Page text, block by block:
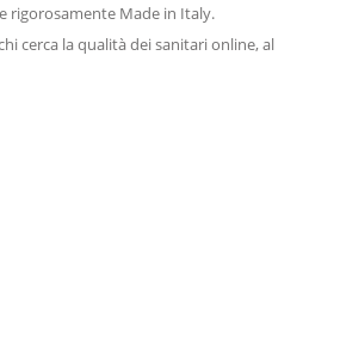
rigorosamente Made in Italy.
cerca la qualità dei sanitari online, al